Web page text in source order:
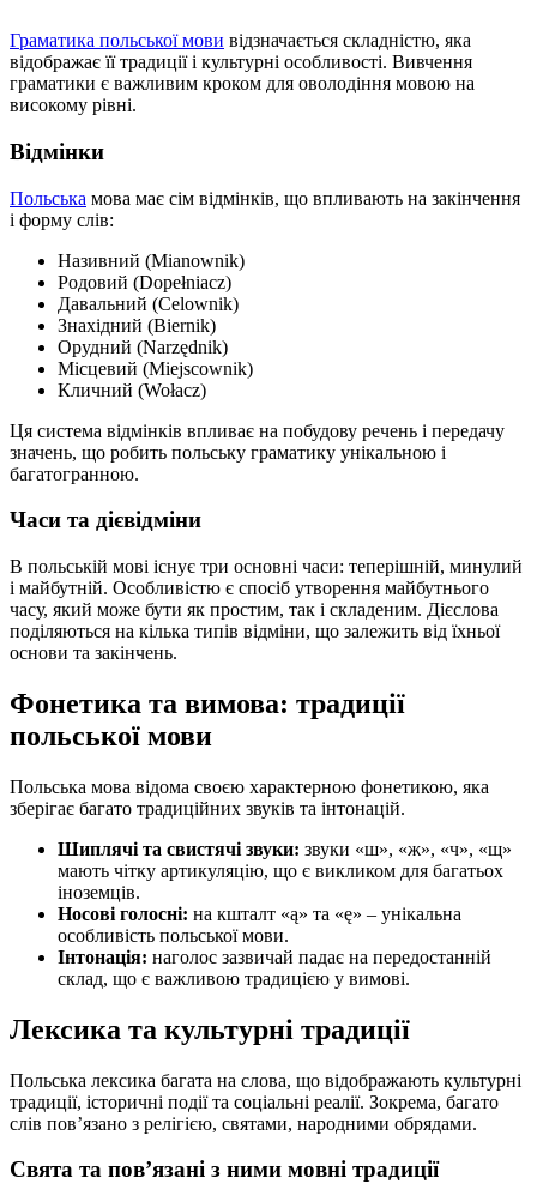
Граматика польської мови відзначається складністю, яка
відображає її традиції і культурні особливості. Вивчення
граматики є важливим кроком для оволодіння мовою на
високому рівні.
Відмінки
Польська мова має сім відмінків, що впливають на закінчення
і форму слів:
Називний (Mianownik)
Родовий (Dopełniacz)
Давальний (Celownik)
Знахідний (Biernik)
Орудний (Narzędnik)
Місцевий (Miejscownik)
Кличний (Wołacz)
Ця система відмінків впливає на побудову речень і передачу
значень, що робить польську граматику унікальною і
багатогранною.
Часи та дієвідміни
В польській мові існує три основні часи: теперішній, минулий
і майбутній. Особливістю є спосіб утворення майбутнього
часу, який може бути як простим, так і складеним. Дієслова
поділяються на кілька типів відміни, що залежить від їхньої
основи та закінчень.
Фонетика та вимова: традиції
польської мови
Польська мова відома своєю характерною фонетикою, яка
зберігає багато традиційних звуків та інтонацій.
Шиплячі та свистячі звуки: звуки «ш», «ж», «ч», «щ»
мають чітку артикуляцію, що є викликом для багатьох
іноземців.
Носові голосні: на кшталт «ą» та «ę» – унікальна
особливість польської мови.
Інтонація: наголос зазвичай падає на передостанній
склад, що є важливою традицією у вимові.
Лексика та культурні традиції
Польська лексика багата на слова, що відображають культурні
традиції, історичні події та соціальні реалії. Зокрема, багато
слів пов’язано з релігією, святами, народними обрядами.
Свята та пов’язані з ними мовні традиції